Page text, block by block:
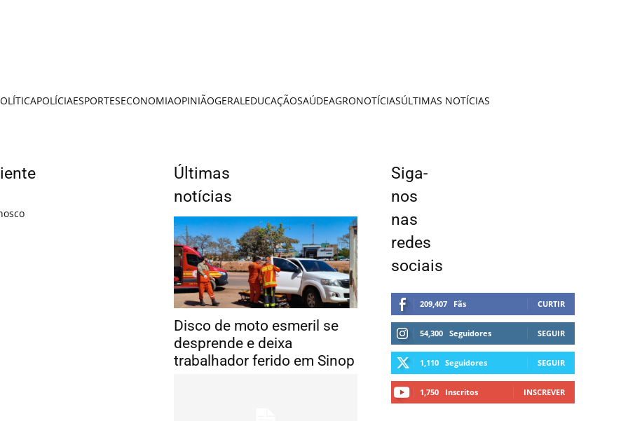
POLÍCIAESPORTESECONOMIAOPINIÃOGERALEDUCAÇÃOSAÚDEAGRONOTÍCIASÚLTIMAS NOTÍCIAS
Últimas
notícias
Disco de moto esmeril se
desprende e deixa
trabalhador ferido em Sinop
Siga-
nos
nas
redes
sociais
209,407 Fãs CURTIR
54,300 Seguidores SEGUIR
1,110 Seguidores SEGUIR
1,750 Inscritos INSCREVER